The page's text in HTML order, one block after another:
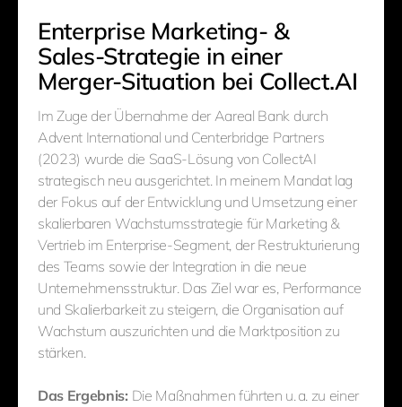
Enterprise Marketing- &
Sales-Strategie in einer
Merger-Situation bei Collect.AI
Im Zuge der Übernahme der Aareal Bank durch
Advent International und Centerbridge Partners
(2023) wurde die SaaS-Lösung von CollectAI
strategisch neu ausgerichtet. In meinem Mandat lag
der Fokus auf der Entwicklung und Umsetzung einer
skalierbaren Wachstumsstrategie für Marketing &
Vertrieb im Enterprise-Segment, der Restrukturierung
des Teams sowie der Integration in die neue
Unternehmensstruktur. Das Ziel war es, Performance
und Skalierbarkeit zu steigern, die Organisation auf
Wachstum auszurichten und die Marktposition zu
stärken.
Das Ergebnis: Die Maßnahmen führten u. a. zu einer